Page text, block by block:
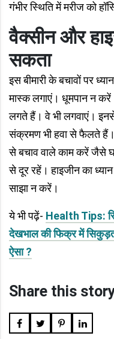
गंभीर स्थिति में मरीज को
वैक्सीन और
सकता
इस बीमारी के बचावों पर
मास्क लगाएं। धूमपान न
लगते हैं। वे भी लगवाएं।
संक्रमण भी हवा से फैलते
से बचाव वाले काम करें जैसे
से दूर रहें। हाइजीन का
साझा न करें।
ये भी पढ़ें- Health Tips:
देखभाल की फिक्र में सिकुड़ता
ऐसा ?
Share this